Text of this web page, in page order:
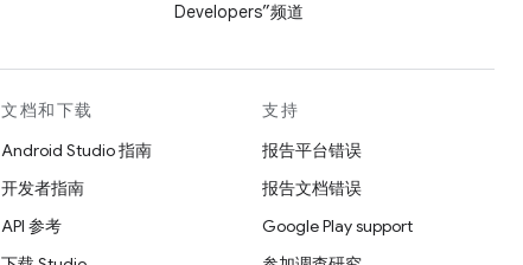
Developers”频道
文档和下载
Android Studio 指南
开发者指南
API 参考
支持
报告平台错误
报告文档错误
Google Play support